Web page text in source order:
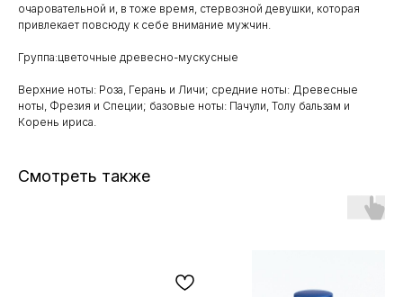
очаровательной и, в тоже время, стервозной девушки, которая
привлекает повсюду к себе внимание мужчин.
Группа:цветочные древесно-мускусные
Верхние ноты: Роза, Герань и Личи; средние ноты: Древесные
ноты, Фрезия и Специи; базовые ноты: Пачули, Толу бальзам и
Корень ириса.
Смотреть также